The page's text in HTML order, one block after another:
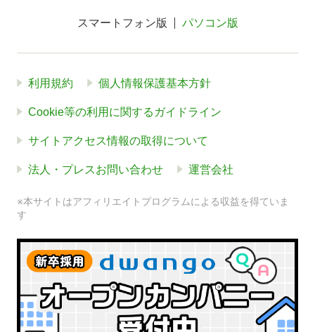
スマートフォン版 パソコン版
利用規約 個人情報保護基本方針
Cookie等の利用に関するガイドライン
サイトアクセス情報の取得について
法人・プレスお問い合わせ 運営会社
※本サイトはアフィリエイトプログラムによる収益を得ていま
す